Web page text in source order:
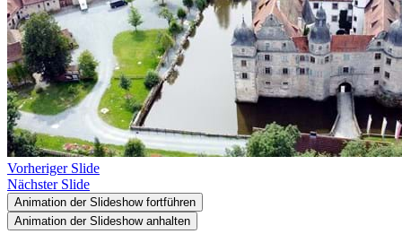
Vorheriger Slide
Nächster Slide
Animation der Slideshow fortführen
Animation der Slideshow anhalten